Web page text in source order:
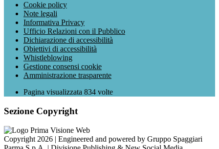
Cookie policy
Note legali
Informativa Privacy
Ufficio Relazioni con il Pubblico
Dichiarazione di accessibilità
Obiettivi di accessibilità
Whistleblowing
Gestione consensi cookie
Amministrazione trasparente
Pagina visualizzata 834 volte
Sezione Copyright
Copyright 2026 | Engineered and powered by Gruppo Spaggiari